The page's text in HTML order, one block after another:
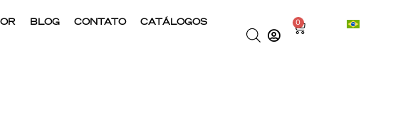
BLOG CONTATO
CATÁLOGOS
0